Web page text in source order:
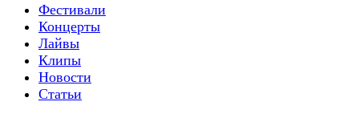
Фестивали
Концерты
Лайвы
Клипы
Новости
Статьи